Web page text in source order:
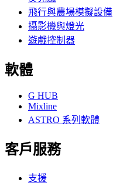
飛行與農場模擬設備
攝影機與燈光
遊戲控制器
軟體
G HUB
Mixline
ASTRO 系列軟體
客戶服務
支援